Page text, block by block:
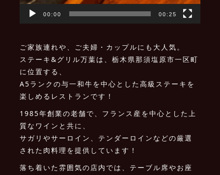
00:00 00:25
ご家族連れや、ご夫婦・カップルにも大人気。
ステーキ&グリル万葉は、栃木県那須塩原市一区町
に位置する、
A5ランクの与一和牛を中心とした高級ステーキを
楽しめるレストランです！
1985年創業の老舗で、フランス産を中心とした上
質なワインと共に、
サガリやサーロイン、テンダーロインなどの厳選
された肉料理を提供しています！
落ち着いた雰囲気の店内では、テーブル席やお座